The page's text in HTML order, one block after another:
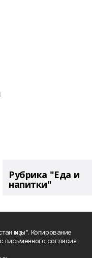
Рубрика "Еда и
напитки"
ҡыҙы". Копирование
письменного согласия